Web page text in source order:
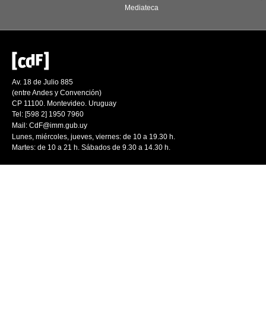
Mediateca
Av. 18 de Julio 885
(entre Andes y Convención)
CP 11100. Montevideo. Uruguay
Tel: [598 2] 1950 7960
Mail: CdF@imm.gub.uy
Lunes, miércoles, jueves, viernes: de 10 a 19.30 h.
Martes: de 10 a 21 h. Sábados de 9.30 a 14.30 h.